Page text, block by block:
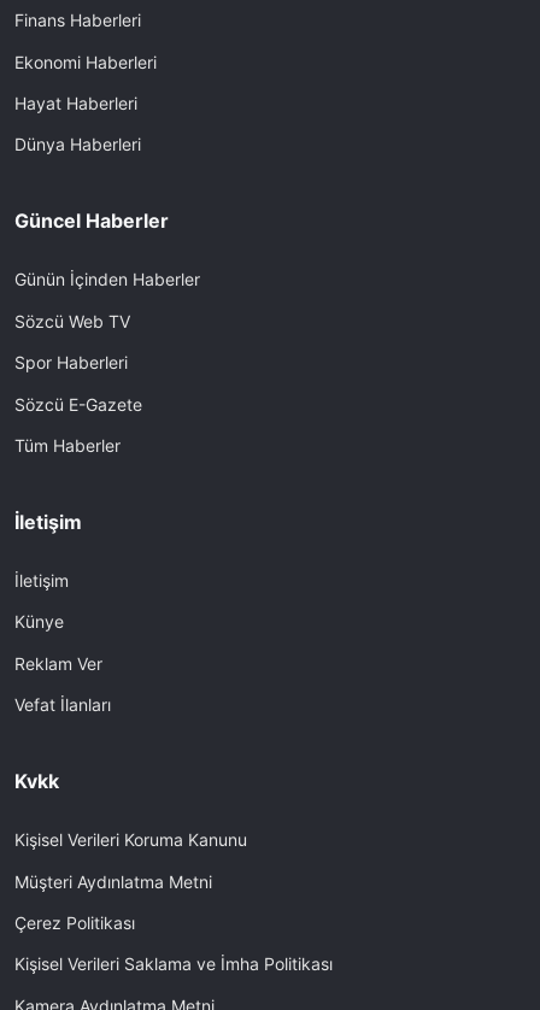
Finans Haberleri
Ekonomi Haberleri
Hayat Haberleri
Dünya Haberleri
Güncel Haberler
Günün İçinden Haberler
Sözcü Web TV
Spor Haberleri
Sözcü E-Gazete
Tüm Haberler
İletişim
İletişim
Künye
Reklam Ver
Vefat İlanları
Kvkk
Kişisel Verileri Koruma Kanunu
Müşteri Aydınlatma Metni
Çerez Politikası
Kişisel Verileri Saklama ve İmha Politikası
Kamera Aydınlatma Metni